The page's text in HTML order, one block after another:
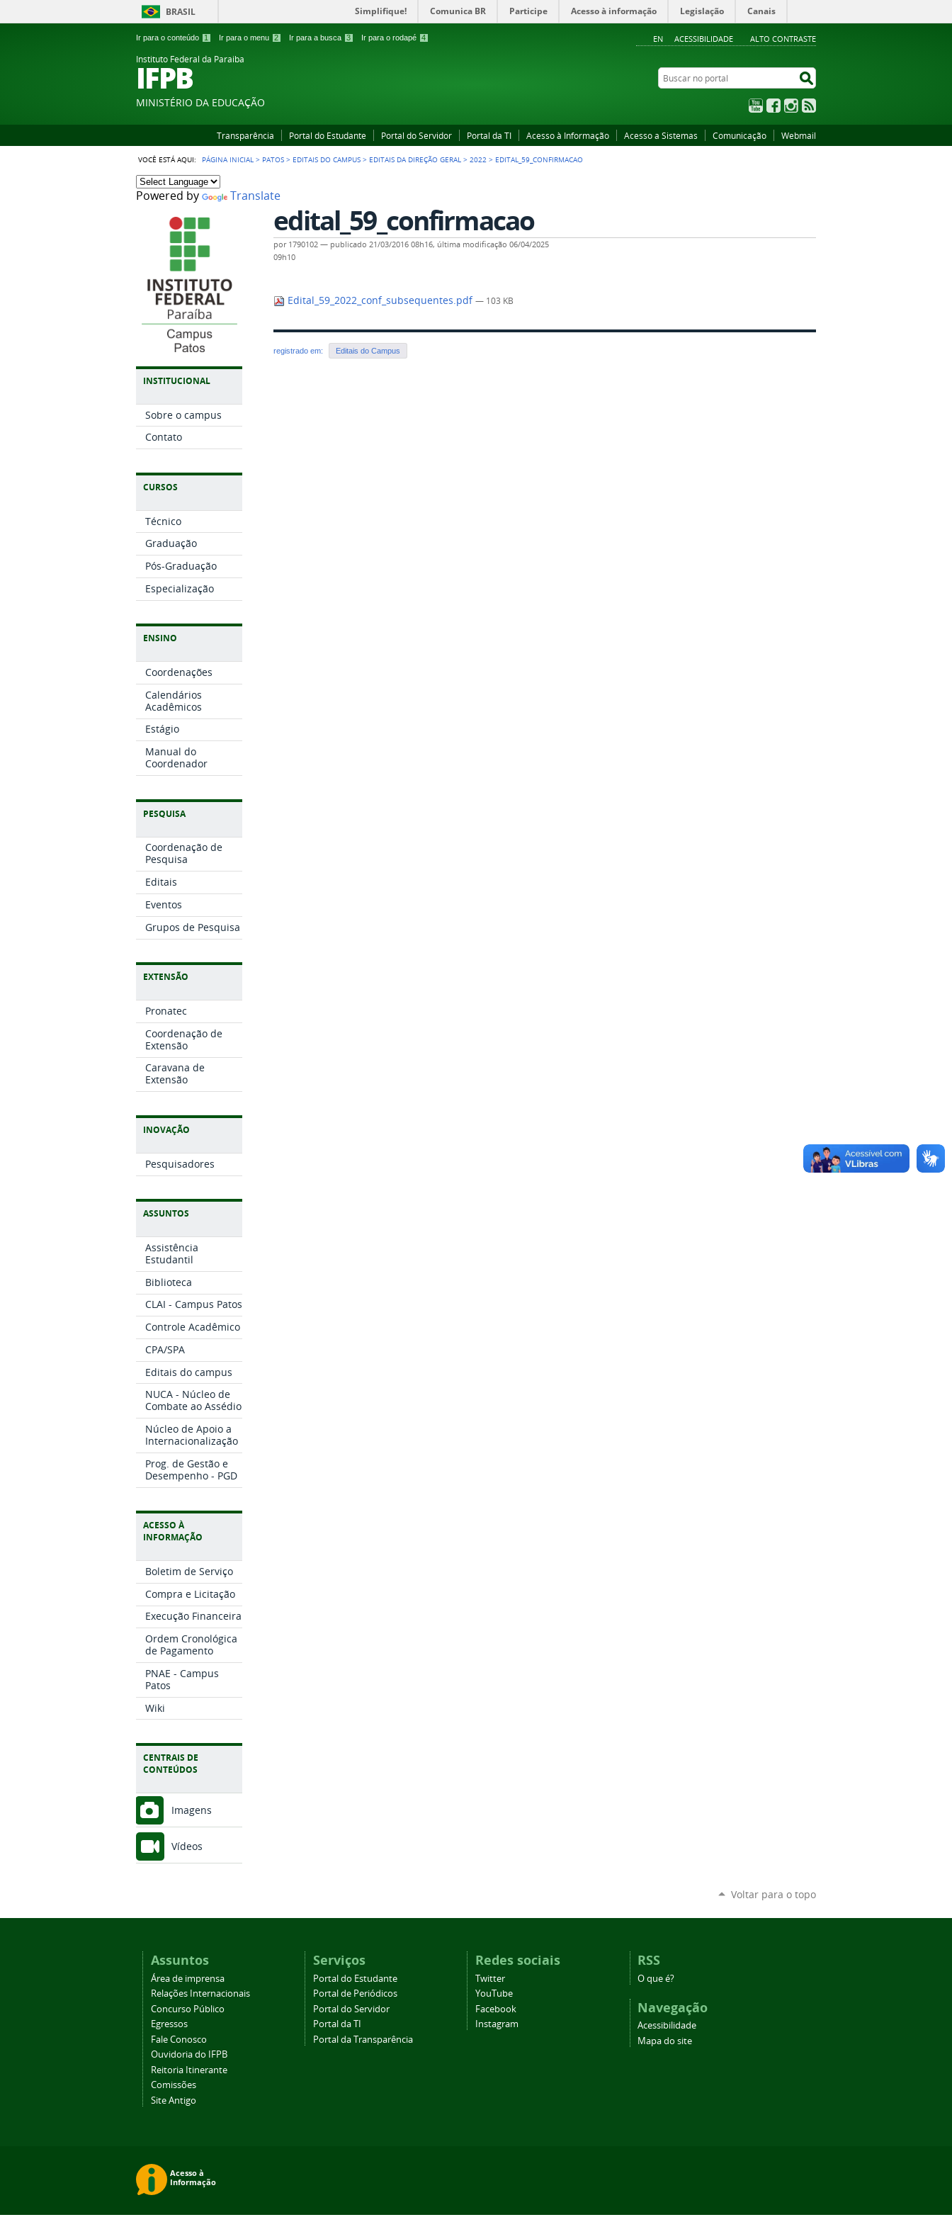
BRASIL Simplifique! Comunica BR Participe Acesso à informação Legislação Canais
Ir para o conteúdo 1 Ir para o menu 2 Ir para a busca 3 Ir para o rodapé 4 EN ACESSIBILIDADE ALTO CONTRASTE
Instituto Federal da Paraiba
IFPB
MINISTÉRIO DA EDUCAÇÃO
Buscar no portal
YouTubeFacebookInstagram
Transparência Portal do Estudante Portal do Servidor Portal da TI Acesso à Informação Acesso a Sistemas Comunicação Webmail
VOCÊ ESTÁ AQUI: PÁGINA INICIAL > PATOS > EDITAIS DO CAMPUS > EDITAIS DA DIREÇÃO GERAL >2022 > EDITAL_59_CONFIRMACAO
Powered by Translate
INSTITUCIONAL
Sobre o campus
Contato
CURSOS
Técnico
Graduação
Pós-Graduação
Especialização
ENSINO
Coordenações
Calendários
Acadêmicos
Estágio
Manual do
Coordenador
PESQUISA
Coordenação de
Pesquisa
Editais
Eventos
Grupos de Pesquisa
EXTENSÃO
Pronatec
Coordenação de
Extensão
Caravana de
Extensão
INOVAÇÃO
Pesquisadores
ASSUNTOS
Assistência
Estudantil
Biblioteca
CLAI - Campus Patos
Controle Acadêmico
CPA/SPA
Editais do campus
NUCA - Núcleo de
Combate ao Assédio
Núcleo de Apoio a
Internacionalização
Prog. de Gestão e
Desempenho - PGD
ACESSO À
INFORMAÇÃO
Boletim de Serviço
Compra e Licitação
Execução Financeira
Ordem Cronológica
de Pagamento
PNAE - Campus
Patos
Wiki
CENTRAIS DE
CONTEÚDOS
Imagens
Vídeos
edital_59_confirmacao
por 1790102 — publicado 21/03/2016 08h16, última modificação 06/04/2025
09h10
Edital_59_2022_conf_subsequentes.pdf— 103 KB
registrado em: Editais do Campus
Voltar para o topo
Assuntos
Área de imprensa
Relações Internacionais
Concurso Público
Egressos
Fale Conosco
Ouvidoria do IFPB
Reitoria Itinerante
Comissões
Site Antigo
Serviços
Portal do Estudante
Portal de Periódicos
Portal do Servidor
Portal da TI
Portal da Transparência
Redes sociais
Twitter
YouTube
Facebook
Instagram
RSS
O que é?
Navegação
Acessibilidade
Mapa do site